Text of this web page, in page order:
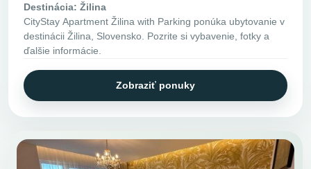
Destinácia: Žilina
CityStay Apartment Žilina with Parking ponúka ubytovanie v
destinácii Žilina, Slovensko. Pozrite si vybavenie, fotky a
ďalšie informácie.
Zobraziť ponuky